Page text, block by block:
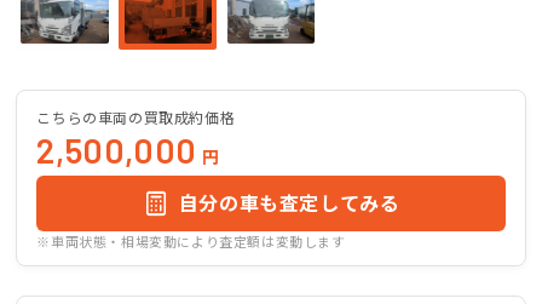
こちらの車両の買取成約価格
2,500,000 円
自分の車も査定してみる
※車両状態・相場変動により査定額は変動します